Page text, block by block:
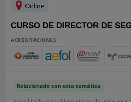
Online
CURSO DE DIRECTOR DE
ACREDITACIONES
Relacionado con esta temática